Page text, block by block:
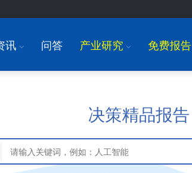
讯 I 问答 产业研究 I 免费报告
决策精品报告